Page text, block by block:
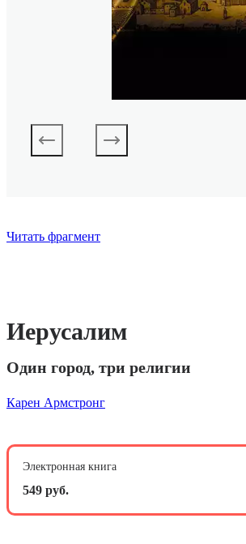
Читать фрагмент
Иерусалим
Один город, три религии
Карен Армстронг
Электронная книга
549 руб.